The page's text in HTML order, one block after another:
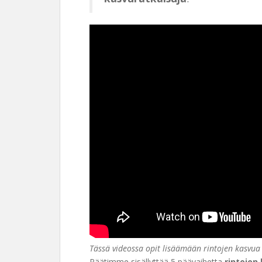
Tässä videossa opit lisäämään rintojen kasvua